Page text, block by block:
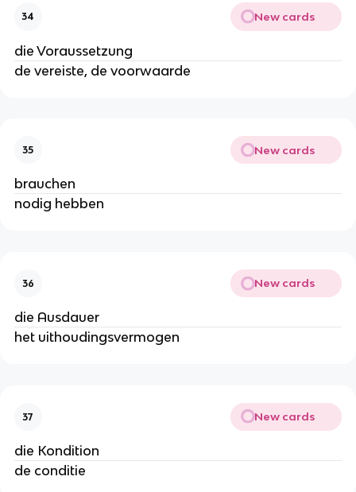
34 New cards
die Voraussetzung
de vereiste, de voorwaarde
35 New cards
brauchen
nodig hebben
36 New cards
die Ausdauer
het uithoudingsvermogen
37 New cards
die Kondition
de conditie